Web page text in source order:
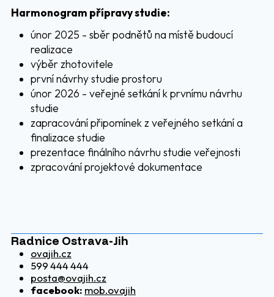
Harmonogram přípravy studie:
únor 2025 - sběr podnětů na místě budoucí
realizace
výběr zhotovitele
první návrhy studie prostoru
únor 2026 - veřejné setkání k prvnímu návrhu
studie
zapracování připomínek z veřejného setkání a
finalizace studie
prezentace finálního návrhu studie veřejnosti
zpracování projektové dokumentace
Radnice Ostrava-Jih
ovajih.cz
599 444 444
posta@ovajih.cz
facebook: mob.ovajih